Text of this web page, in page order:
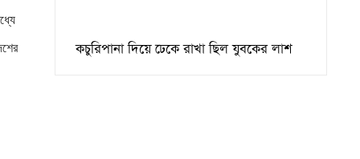
কচুরিপানা দিয়ে ঢেকে রাখা ছিল যুবকের লাশ